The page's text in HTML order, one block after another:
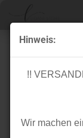
Hinweis:
!!
Wir machen
& Pelle